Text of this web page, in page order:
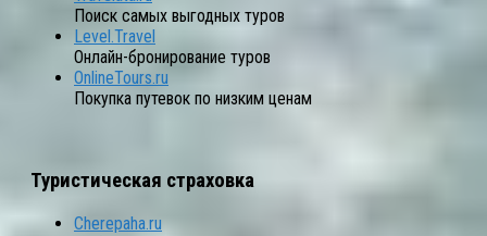
Поиск самых выгодных туров
Level.Travel
Онлайн-бронирование туров
OnlineTours.ru
Покупка путевок по низким ценам
Туристическая страховка
Cherepaha.ru